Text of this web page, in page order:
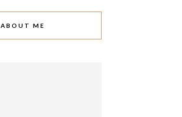
ABOUT ME